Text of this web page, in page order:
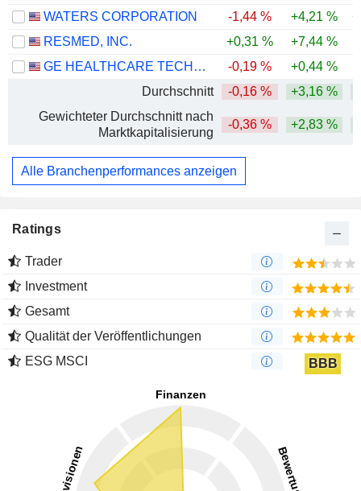
WATERS CORPORATION
-1,44 % +4,21 %
RESMED, INC.
+0,31 % +7,44 %
GE HEALTHCARE TECHNOLOGIES INC.
-0,19 % +0,44 %
Durchschnitt
-0,16 % +3,16 %
Gewichteter Durchschnitt nach
Marktkapitalisierung
-0,36 % +2,83 %
Alle Branchenperformances anzeigen
Ratings
Trader
Investment
Gesamt
Qualität der Veröffentlichungen
ESG MSCI
BBB